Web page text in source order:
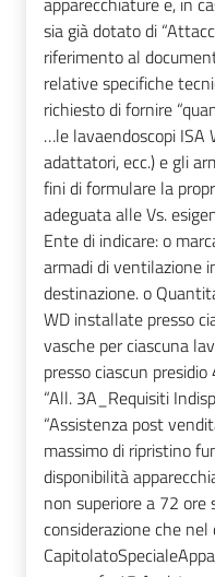
sia già dotato di
riferimento al
relative specifiche
richiesto di fornire
…le lavaendoscopi ISA
adattatori, ecc.) e gli
fini di formulare la
adeguata alle Vs.
Ente di indicare: o
armadi di ventilazione
destinazione. o
WD installate presso
vasche per ciascuna
presso ciascun
“All. 3A_Requisiti
“Assistenza post
massimo di ripristino
disponibilità
non superiore a 72 ore
considerazione che